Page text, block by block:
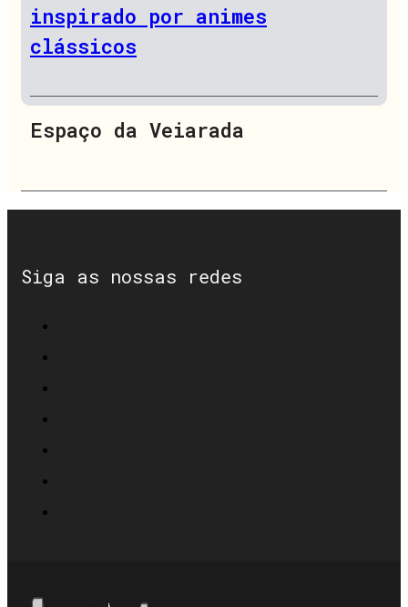
inspirado por animes
clássicos
Espaço da Veiarada
Siga as nossas redes